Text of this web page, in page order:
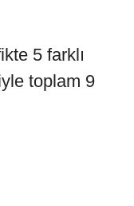
5 farklı
toplam 9